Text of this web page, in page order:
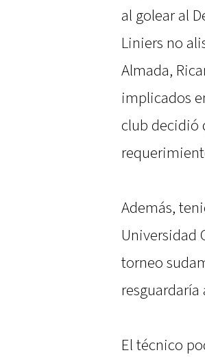
al golear al
Liniers no
Almada,
implicados
club decidió
Además,
Universidad
torneo
El técnico